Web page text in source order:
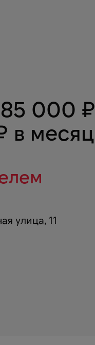
85 000 ₽
в месяц
улица, 11